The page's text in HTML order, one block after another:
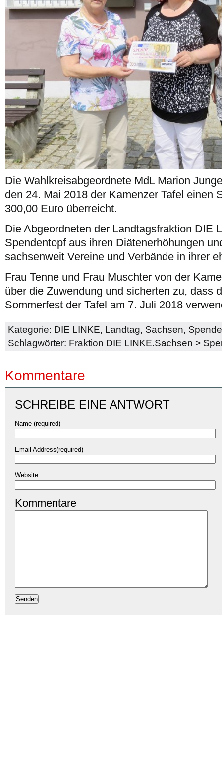
Die Wahlkreisabgeordnete MdL Marion
den 24. Mai 2018 der Kamenzer Tafel einen
300,00 Euro überreicht.
Die Abgeordneten der Landtagsfraktion DIE
Spendentopf aus ihren Diätenerhöhungen
sachsenweit Vereine und Verbände in ihrer
Frau Tenne und Frau Muschter von der
über die Zuwendung und sicherten zu, dass
Sommerfest der Tafel am 7. Juli 2018
Kategorie: DIE LINKE, Landtag, Sachsen,
Schlagwörter: Fraktion DIE LINKE.Sachsen >
Kommentare
SCHREIBE EINE ANTWORT
Name (required)
Email Address(required)
Website
Kommentare